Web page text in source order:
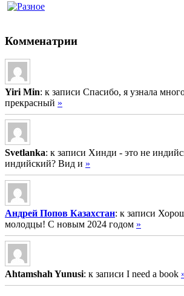
Комменатрии
Yiri Min: к записи Спасибо, я узнала
прекрасный »
Svetlanka: к записи Хинди - это не
индийский? Вид и »
Андрей Попов Казахстан: к записи
молодцы! С новым 2024 годом »
Ahtamshah Yunusi: к записи I need a book